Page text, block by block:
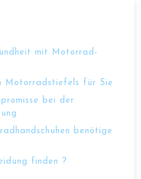
mit Motorrad-
Motorradstiefels für Sie
bei der
benötige
finden ?